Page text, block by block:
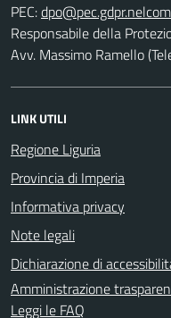
PEC:
Responsabile della
Avv. Massimo Ramello
LINK UTILI
Regione Liguria
Provincia di Imperia
Informativa privacy
Note legali
Dichiarazione di
Amministrazione
Leggi le FAQ